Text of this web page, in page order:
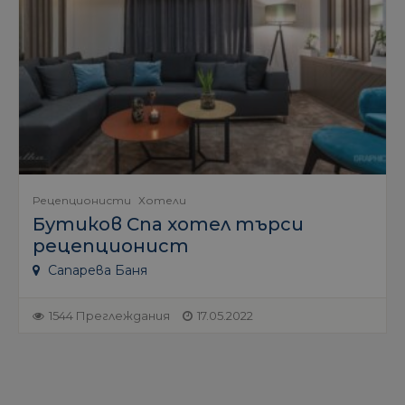
Рецепционисти Хотели
Бутиков Спа хотел търси
рецепционист
Сапарева Баня
1544 Преглеждания 17.05.2022